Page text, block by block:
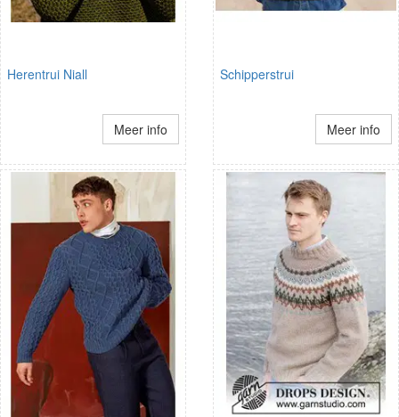
Herentrui Niall
Meer info
Schipperstrui
Meer info